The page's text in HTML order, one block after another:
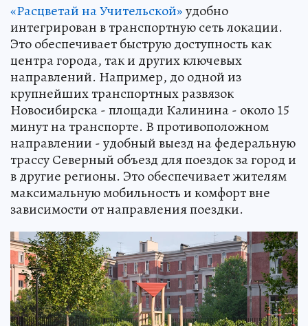
«Расцветай на Учительской»удобно
интегрирован в транспортную сеть локации.
Это обеспечивает быструю доступность как
центра города, так и других ключевых
направлений. Например, до одной из
крупнейших транспортных развязок
Новосибирска - площади Калинина - около 15
минут на транспорте. В противоположном
направлении - удобный выезд на федеральную
трассу Северный объезд для поездок за город и
в другие регионы. Это обеспечивает жителям
максимальную мобильность и комфорт вне
зависимости от направления поездки.